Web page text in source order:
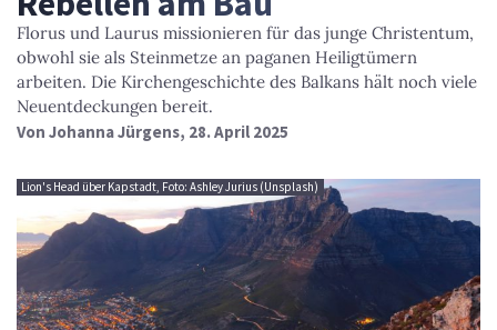
Florus und Laurus missionieren für das junge Christentum,
obwohl sie als Steinmetze an paganen Heiligtümern
arbeiten. Die Kirchengeschichte des Balkans hält noch viele
Neuentdeckungen bereit.
Von Johanna Jürgens, 28. April 2025
Lion's Head über Kapstadt, Foto: Ashley Jurius (Unsplash)